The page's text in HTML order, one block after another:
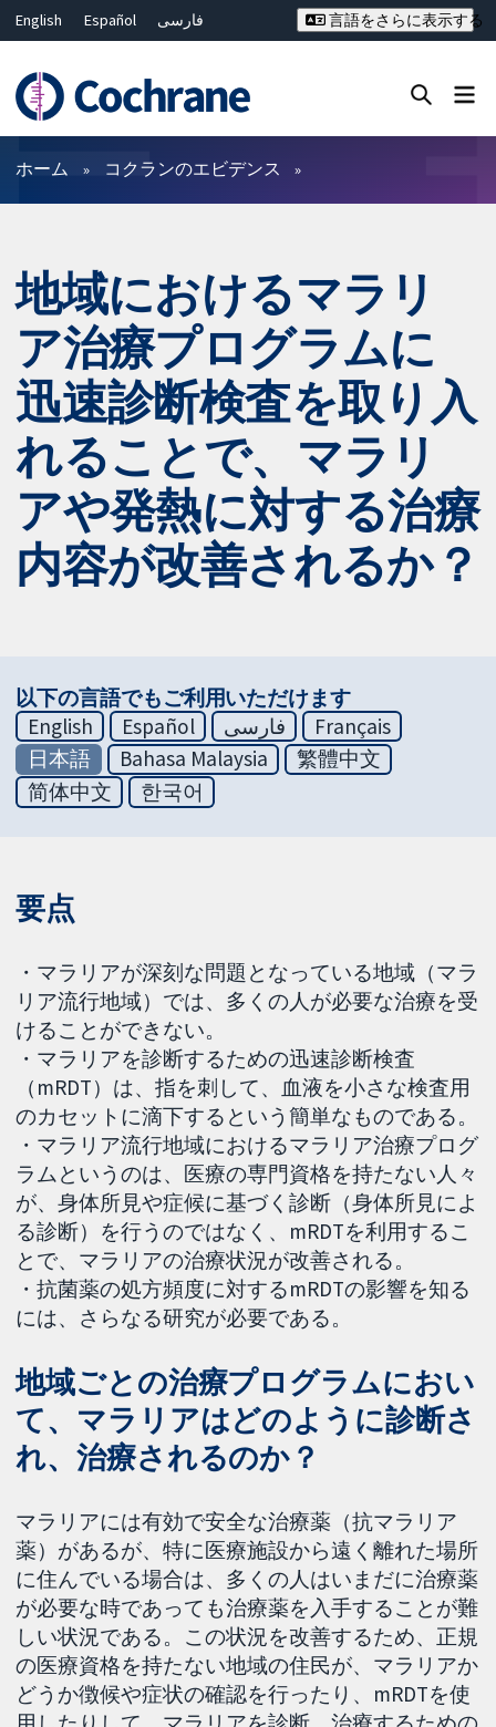
English Español
فارسی
Deutsch
Bahasa Malaysia
ไทย
繁體中文
简体中文
言語をさらに表示する
フィルター
ホーム コクランのエビデンス
地域におけるマラリ
ア治療プログラムに
迅速診断検査を取り入
れることで、マラリ
アや発熱に対する治療
内容が改善されるか？
以下の言語でもご利用いただけます
English
Español فارسی
Français
日本語
Bahasa Malaysia
繁體中文
简体中文
한국어
要点
・マラリアが深刻な問題となっている地域（マラ
リア流行地域）では、多くの人が必要な治療を受
けることができない。
・マラリアを診断するための迅速診断検査
（mRDT）は、指を刺して、血液を小さな検査用
のカセットに滴下するという簡単なものである。
・マラリア流行地域におけるマラリア治療プログ
ラムというのは、医療の専門資格を持たない人々
が、身体所見や症候に基づく診断（身体所見によ
る診断）を行うのではなく、mRDTを利用するこ
とで、マラリアの治療状況が改善される。
・抗菌薬の処方頻度に対するmRDTの影響を知る
には、さらなる研究が必要である。
地域ごとの治療プログラムにおい
て、マラリアはどのように診断さ
れ、治療されるのか？
マラリアには有効で安全な治療薬（抗マラリア
薬）があるが、特に医療施設から遠く離れた場所
に住んでいる場合は、多くの人はいまだに治療薬
が必要な時であっても治療薬を入手することが難
しい状況である。この状況を改善するため、正規
の医療資格を持たない地域の住民が、マラリアか
どうか徴候や症状の確認を行ったり、mRDTを使